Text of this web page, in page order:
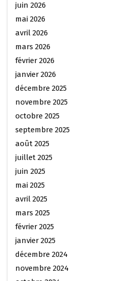
juin 2026
mai 2026
avril 2026
mars 2026
février 2026
janvier 2026
décembre 2025
novembre 2025
octobre 2025
septembre 2025
août 2025
juillet 2025
juin 2025
mai 2025
avril 2025
mars 2025
février 2025
janvier 2025
décembre 2024
novembre 2024